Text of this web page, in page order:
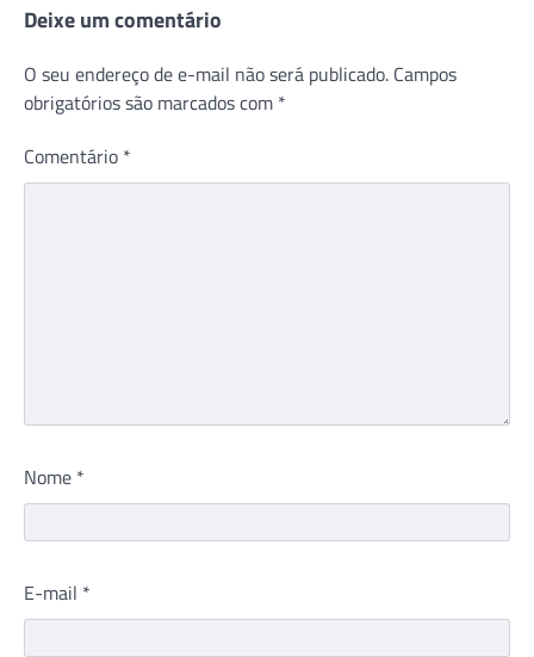
Deixe um comentário
O seu endereço de e-mail não será publicado. Campos
obrigatórios são marcados com *
Comentário *
Nome *
E-mail *